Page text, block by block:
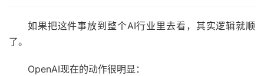
如果把这件事放到整个AI行业里去看，其实逻辑就顺
了。
OpenAI现在的动作很明显：